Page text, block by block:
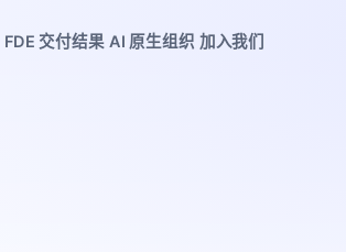
FDE 交付结果 AI 原生组织 加入我们